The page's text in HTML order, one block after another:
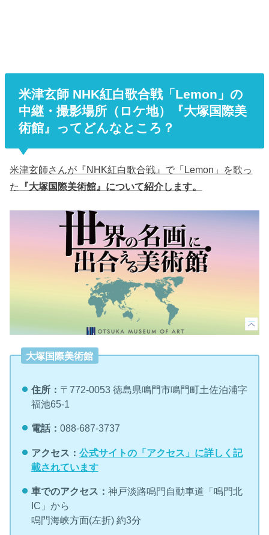
米津玄師 NHK紅白歌合戦「Lemon」の
中継・撮影場所（ロケ地）『大塚国際美
術館』ってどんなところ？
米津玄師さんが『NHK紅白歌合戦』で「Lemon」を歌っ
た
『大塚国際美術館』について紹介します。
大塚国際美術館
住所： 〒772-0053 徳島県鳴門市鳴門町土佐泊浦字
福池65-1
電話： 088-687-3737
アクセス： 公式サイトの「アクセス」に詳しく記
載されています
車でのアクセス： 神戸淡路鳴門自動車道「鳴門北
IC」から
鳴門海峡方面(左折) 約3分